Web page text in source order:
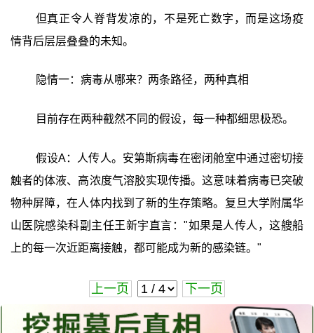
但真正令人脊背发凉的，不是死亡数字，而是这场疫
情背后层层叠叠的未知。
隐情一：病毒从哪来？两条路径，两种真相
目前存在两种截然不同的假设，每一种都细思极恐。
假设A：人传人。安第斯病毒在密闭舱室中通过密切接
触者的体液、高浓度气溶胶实现传播。这意味着病毒已突破
物种屏障，在人体内找到了新的生存策略。复旦大学附属华
山医院感染科副主任王新宇直言："如果是人传人，这艘船
上的每一次近距离接触，都可能成为新的感染链。"
上一页 下一页